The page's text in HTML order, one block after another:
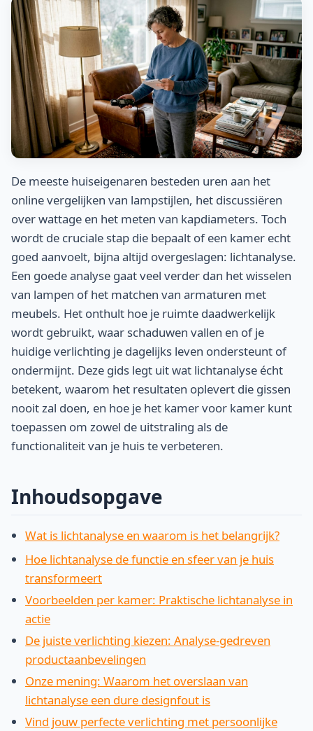
De meeste huiseigenaren besteden uren aan het
online vergelijken van lampstijlen, het discussiëren
over wattage en het meten van kapdiameters. Toch
wordt de cruciale stap die bepaalt of een kamer echt
goed aanvoelt, bijna altijd overgeslagen: lichtanalyse.
Een goede analyse gaat veel verder dan het wisselen
van lampen of het matchen van armaturen met
meubels. Het onthult hoe je ruimte daadwerkelijk
wordt gebruikt, waar schaduwen vallen en of je
huidige verlichting je dagelijks leven ondersteunt of
ondermijnt. Deze gids legt uit wat lichtanalyse écht
betekent, waarom het resultaten oplevert die gissen
nooit zal doen, en hoe je het kamer voor kamer kunt
toepassen om zowel de uitstraling als de
functionaliteit van je huis te verbeteren.
Inhoudsopgave
Wat is lichtanalyse en waarom is het belangrijk?
Hoe lichtanalyse de functie en sfeer van je huis
transformeert
Voorbeelden per kamer: Praktische lichtanalyse in
actie
De juiste verlichting kiezen: Analyse-gedreven
productaanbevelingen
Onze mening: Waarom het overslaan van
lichtanalyse een dure designfout is
Vind jouw perfecte verlichting met persoonlijke